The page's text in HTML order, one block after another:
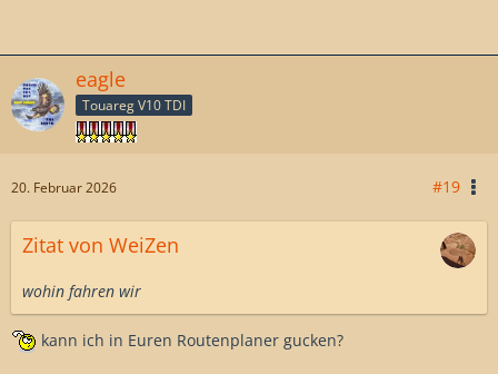
eagle
Touareg V10 TDI
20. Februar 2026 #19
Zitat von WeiZen
wohin fahren wir
kann ich in Euren Routenplaner gucken?